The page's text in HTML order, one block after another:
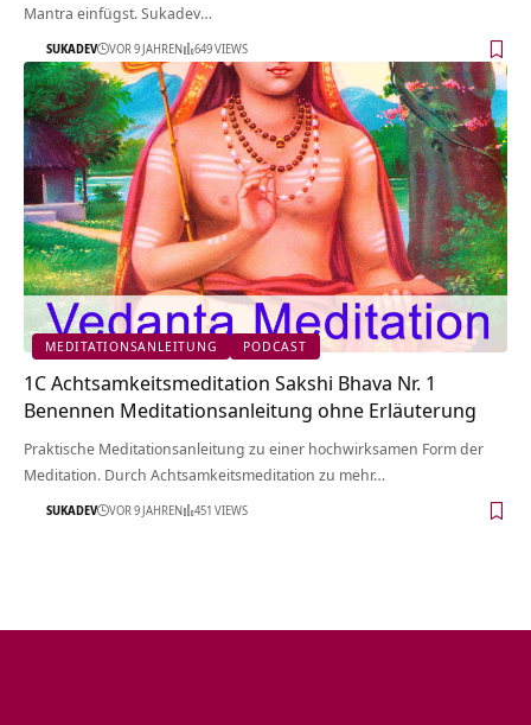
Mantra einfügst. Sukadev…
SUKADEV VOR 9 JAHREN 649 VIEWS
MEDITATIONSANLEITUNG PODCAST
1C Achtsamkeitsmeditation Sakshi Bhava Nr. 1
Benennen Meditationsanleitung ohne Erläuterung
Praktische Meditationsanleitung zu einer hochwirksamen Form der
Meditation. Durch Achtsamkeitsmeditation zu mehr…
SUKADEV VOR 9 JAHREN 451 VIEWS